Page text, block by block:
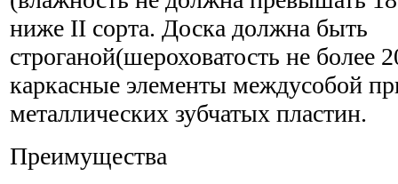
ниже ІІ сорта. Доска должна быть
строганой(шероховатость не
каркасные элементы междусобой
металлических зубчатых пластин.
Преимущества